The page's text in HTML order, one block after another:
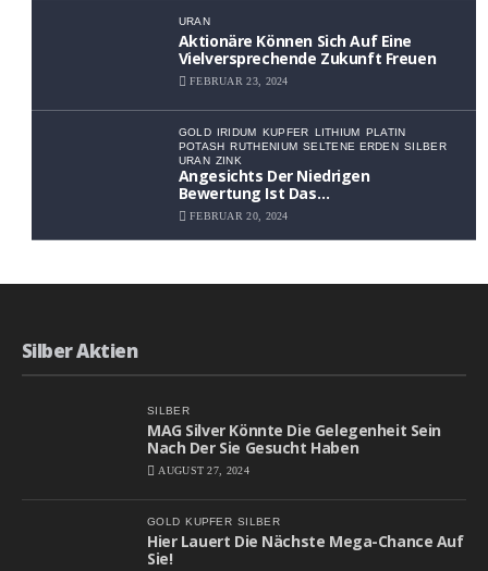
URAN
Aktionäre Können Sich Auf Eine
Vielversprechende Zukunft Freuen
FEBRUAR 23, 2024
GOLD IRIDUM KUPFER LITHIUM
PLATIN
POTASH
RUTHENIUM SELTENE ERDEN SILBER
URAN ZINK
Angesichts Der Niedrigen
Bewertung Ist Das
Aufwärtspotenzial Erheblich
FEBRUAR 20, 2024
Silber Aktien
SILBER
MAG Silver Könnte Die Gelegenheit Sein
Nach Der Sie Gesucht Haben
AUGUST 27, 2024
GOLD KUPFER SILBER
Hier Lauert Die Nächste Mega-Chance Auf
Sie!